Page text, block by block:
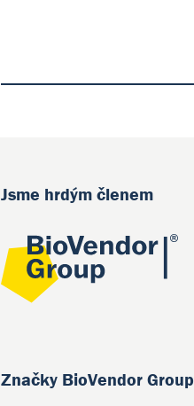
Jsme hrdým členem
Značky BioVendor Group